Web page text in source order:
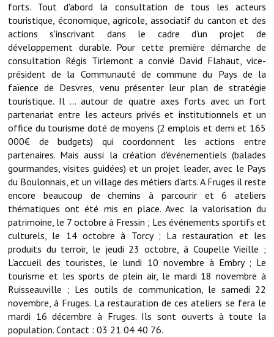
Fêtes et manifestations
Numéros d'urgence
Terrains et maisons à vendre
VOTRE MAIRIE
Elus et agents
L'équipe municipale
Le personnel municipal
Les moyens financiers
Note de synthèse financière
Rapport d'orientation budgétaire
Actions et projets
Projets et travaux en cours
Procès verbaux des conseils municipaux
forts. Tout d'abord la consultation de tous les acteurs
touristique, économique, agricole, associatif du canton et des
actions s'inscrivant dans le cadre d'un projet de
développement durable. Pour cette première démarche de
consultation Régis Tirlemont a convié David Flahaut, vice-
président de la Communauté de commune du Pays de la
faïence de Desvres, venu présenter leur plan de stratégie
touristique. Il ... autour de quatre axes forts avec un fort
partenariat entre les acteurs privés et institutionnels et un
office du tourisme doté de moyens (2 emplois et demi et 165
000€ de budgets) qui coordonnent les actions entre
partenaires. Mais aussi la création d'événementiels (balades
gourmandes, visites guidées) et un projet leader, avec le Pays
du Boulonnais, et un village des métiers d'arts. A Fruges il reste
encore beaucoup de chemins à parcourir et 6 ateliers
thématiques ont été mis en place. Avec la valorisation du
patrimoine, le 7 octobre à Fressin ; Les événements sportifs et
culturels, le 14 octobre à Torcy ; La restauration et les
produits du terroir, le jeudi 23 octobre, à Coupelle Vieille ;
L'accueil des touristes, le lundi 10 novembre à Embry ; Le
tourisme et les sports de plein air, le mardi 18 novembre à
Ruisseauville ; Les outils de communication, le samedi 22
novembre, à Fruges. La restauration de ces ateliers se fera le
mardi 16 décembre à Fruges. Ils sont ouverts à toute la
population. Contact : 03 21 04 40 76.